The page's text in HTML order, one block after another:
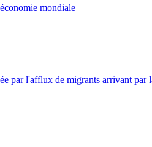
mondiale
par l'afflux de migrants arrivant par